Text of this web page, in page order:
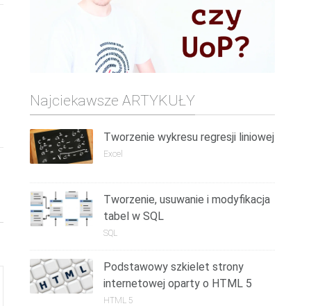
Najciekawsze ARTYKUŁY
Tworzenie wykresu regresji liniowej
Excel
Tworzenie, usuwanie i modyfikacja
tabel w SQL
SQL
Podstawowy szkielet strony
internetowej oparty o HTML 5
HTML 5